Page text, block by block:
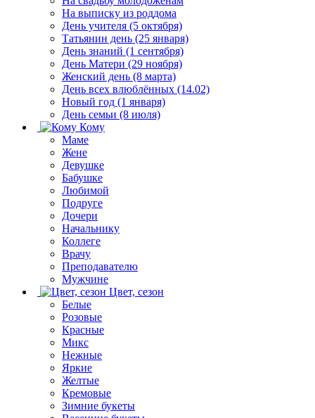
На выписку из роддома
День учителя (5 октября)
Татьянин день (25 января)
День знаний (1 сентября)
День Матери (29 ноября)
Женский день (8 марта)
День всех влюблённых (14.02)
Новый год (1 января)
День семьи (8 июля)
Кому
Маме
Жене
Девушке
Бабушке
Любимой
Подруге
Дочери
Начальнику
Коллеге
Врачу
Преподавателю
Мужчине
Цвет, сезон
Белые
Розовые
Красные
Микс
Нежные
Яркие
Желтые
Кремовые
Зимние букеты